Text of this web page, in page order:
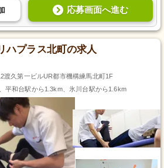
応募画面へ進む
ハプラス北町の求人
渡久第一ビルUR都市機構練馬北町1F
平和台駅から1.3km、氷川台駅から1.6km